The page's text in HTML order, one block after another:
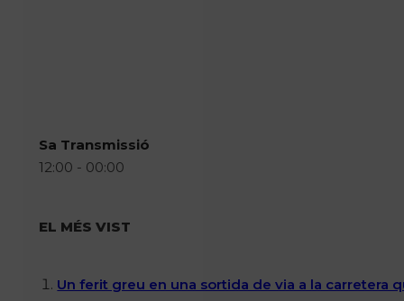
Sa Transmissió
12:00 - 00:00
EL MÉS VIST
Un ferit greu en una sortida de via a la carretera